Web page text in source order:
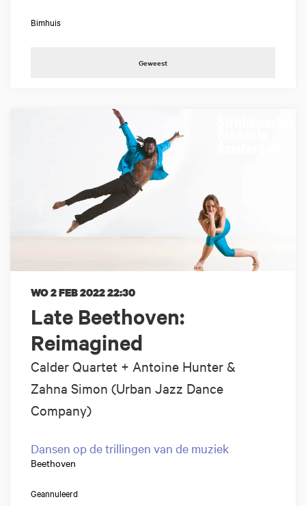
Bimhuis
Geweest
Late Beethoven:
Reimagined
Calder Quartet + Antoine Hunter &
Zahna Simon (Urban Jazz Dance
Company)
WO 2 FEB 202222:30
Dansen op de trillingen van de muziek
Beethoven
Geannuleerd